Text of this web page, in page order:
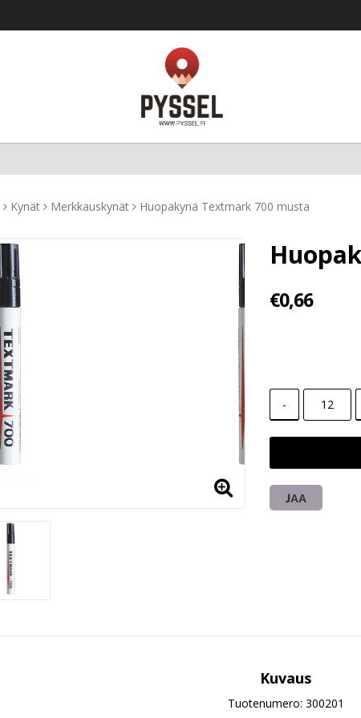
Kynät Merkkauskynät Huopakynä Textmark 700 musta
€0,66
-
JAA
Kuvaus
Tuotenumero: 300201